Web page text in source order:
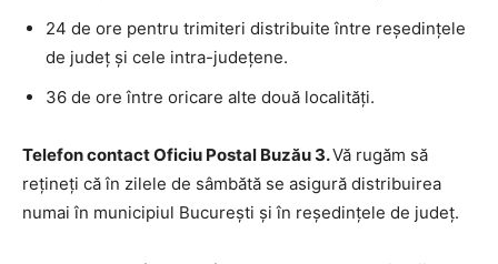
24 de ore pentru trimiteri distribuite între reședințele
de județ și cele intra-județene.
36 de ore între oricare alte două localități.
Telefon contact Oficiu Postal Buzău 3.Vă rugăm să
rețineți că în zilele de sâmbătă se asigură distribuirea
numai în municipiul București și în reședințele de județ.